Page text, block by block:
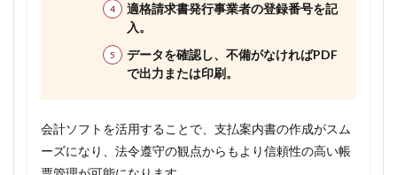
適格請求書発行事業者の登録番号を記
入。
データを確認し、不備がなければPDF
で出力または印刷。
会計ソフトを活用することで、支払案内書の作成がスム
ーズになり、法令遵守の観点からもより信頼性の高い帳